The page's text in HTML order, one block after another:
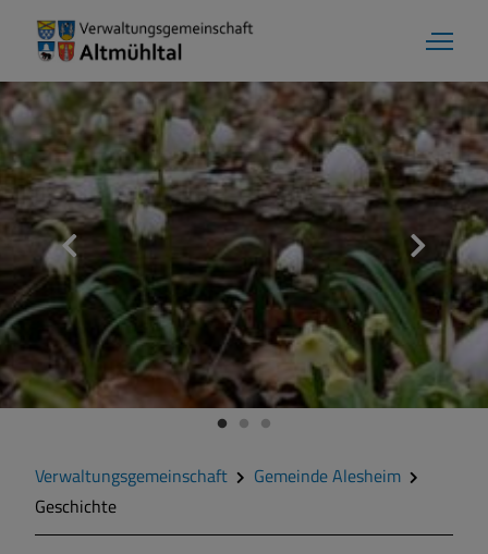
Aktuelles
Verwaltungsgemeinschaft
Gemeinde Alesheim
Markt Markt Berolzheim
Verwaltungsgemeinschaft
Gemeinde Alesheim
Geschichte